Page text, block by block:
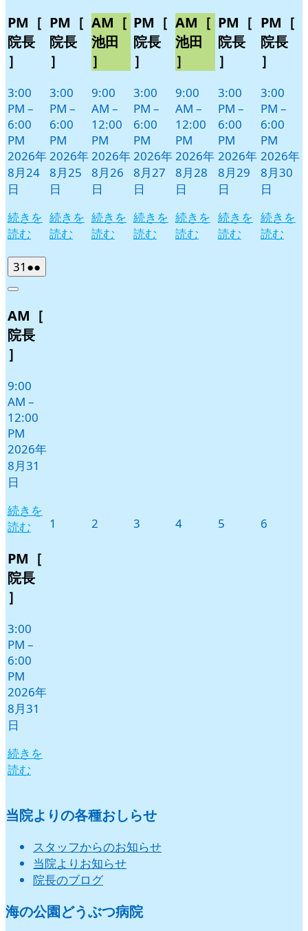
PM［
院長
］
3:00
PM –
6:00
PM
2026年
8月24
日
続きを
読む
PM［
院長
］
3:00
PM –
6:00
PM
2026年
8月25
日
続きを
読む
AM［
池田
］
9:00
AM –
12:00
PM
2026年
8月26
日
続きを
読む
PM［
院長
］
3:00
PM –
6:00
PM
2026年
8月27
日
続きを
読む
AM［
池田
］
9:00
AM –
12:00
PM
2026年
8月28
日
続きを
読む
PM［
院長
］
3:00
PM –
6:00
PM
2026年
8月29
日
続きを
読む
PM［
院長
］
3:00
PM –
6:00
PM
2026年
8月30
日
続きを
読む
31 2026
年
月
31
日
●●
件
イ
Close
AM［
院長
］
9:00
AM –
12:00
PM
2026年
8月31
日
続きを
読む
PM［
院長
］
3:00
PM –
6:00
PM
2026年
8月31
日
続きを
読む
1 2 3 42026
5 6
当院よりの各種おしらせ
スタッフからのお知らせ
当院よりお知らせ
院長のブログ
海の公園どうぶつ病院